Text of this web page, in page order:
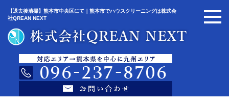
【退去後清掃】熊本市中央区にて｜熊本市でハウスクリーニングは株式会
社QREAN NEXT